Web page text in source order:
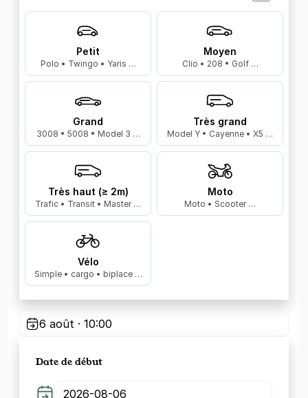
Petit
Polo • Twingo • Yaris …
Moyen
Clio • 208 • Golf …
Grand
3008 • 5008 • Model 3 …
Très grand
Model Y • Cayenne • X5 …
Très haut (≥ 2m)
Trafic • Transit • Master …
Moto
Moto • Scooter …
Vélo
Simple • cargo • biplace …
6 août · 10:00
Date de début